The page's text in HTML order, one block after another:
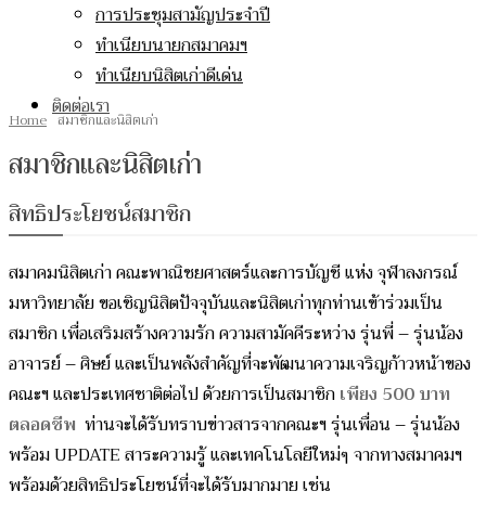
การประชุมสามัญประจำปี
ทำเนียบนายกสมาคมฯ
ทำเนียบนิสิตเก่าดีเด่น
ติดต่อเรา
Home สมาชิกและนิสิตเก่า
สมาชิกและนิสิตเก่า
สิทธิประโยชน์สมาชิก
สมาคมนิสิตเก่า คณะพาณิชยศาสตร์และการบัญชี แห่ง จุฬาลงกรณ์
มหาวิทยาลัย ขอเชิญนิสิตปัจจุบันและนิสิตเก่าทุกท่านเข้าร่วมเป็น
สมาชิก เพื่อเสริมสร้างความรัก ความสามัคคีระหว่าง รุ่นพี่ – รุ่นน้อง
อาจารย์ – ศิษย์ และเป็นพลังสำคัญที่จะพัฒนาความเจริญก้าวหน้าของ
คณะฯ และประเทศชาติต่อไป ด้วยการเป็นสมาชิกเพียง 500 บาท
ตลอดชีพ ท่านจะได้รับทราบข่าวสารจากคณะฯ รุ่นเพื่อน – รุ่นน้อง
พร้อม UPDATE สาระความรู้ และเทคโนโลยีใหม่ๆ จากทางสมาคมฯ
พร้อมด้วยสิทธิประโยชน์ที่จะได้รับมากมาย เช่น